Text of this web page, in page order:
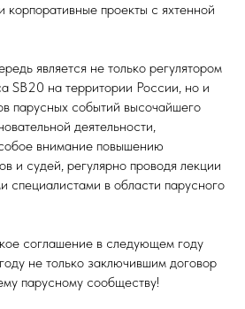
корпоративные проекты с яхтенной
является не только регулятором
SB20 на территории России, но и
парусных событий высочайшего
деятельности,
внимание повышению
и судей, регулярно проводя лекции
специалистами в области парусного
соглашение в следующем году
не только заключившим договор
парусному сообществу!